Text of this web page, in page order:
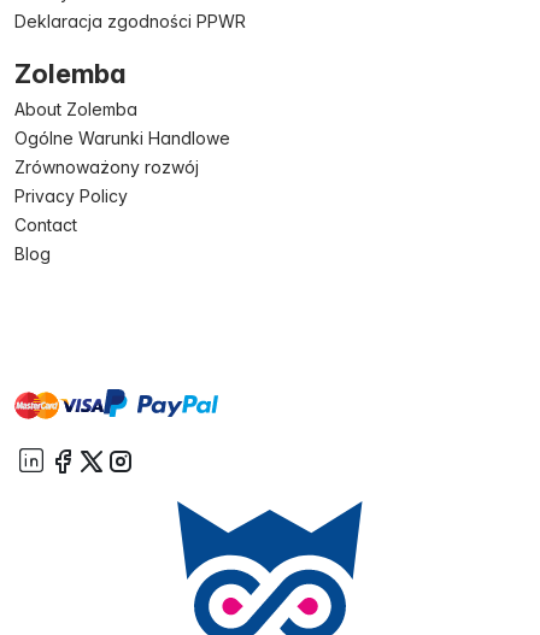
Deklaracja zgodności PPWR
Zolemba
About Zolemba
Ogólne Warunki Handlowe
Zrównoważony rozwój
Privacy Policy
Contact
Blog
mastervisa paypal